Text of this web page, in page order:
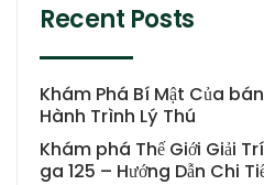
Recent Posts
Khám Phá Bí Mật Của
Hành Trình Lý Thú
Khám phá Thế Giới Giải
ga 125 – Hướng Dẫn Chi